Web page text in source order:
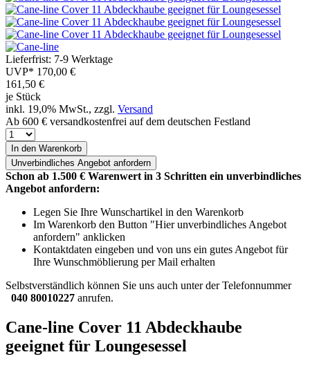
Lieferfrist: 7-9 Werktage
UVP* 170,00 €
161,50 €
je Stück
inkl. 19,0% MwSt., zzgl. Versand
Ab 600 € versandkostenfrei auf dem deutschen Festland
In den Warenkorb
Unverbindliches Angebot anfordern
Schon ab 1.500 € Warenwert in 3 Schritten ein unverbindliches
Angebot anfordern:
Legen Sie Ihre Wunschartikel in den Warenkorb
Im Warenkorb den Button "Hier unverbindliches Angebot
anfordern" anklicken
Kontaktdaten eingeben und von uns ein gutes Angebot für
Ihre Wunschmöblierung per Mail erhalten
Selbstverständlich können Sie uns auch unter der Telefonnummer
040 80010227 anrufen.
Cane-line Cover 11 Abdeckhaube
geeignet für Loungesessel